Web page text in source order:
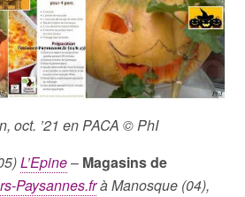
oct. ’21 en PACA © PhI
L’Epine– Magasins de
Paysannes.frà Manosque (04),